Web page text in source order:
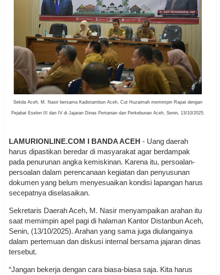
Sekda Aceh, M. Nasir bersama Kadistambun Aceh, Cut Huzaimah memimpin Rapat dengan
Pejabat Eselon III dan IV di Jajaran Dinas Pertanian dan Perkebunan Aceh, Senin, 13/10/2025.
LAMURIONLINE.COM I BANDA ACEH - Uang daerah
harus dipastikan beredar di masyarakat agar berdampak
pada penurunan angka kemiskinan. Karena itu, persoalan-
persoalan dalam perencanaan kegiatan dan penyusunan
dokumen yang belum menyesuaikan kondisi lapangan harus
secepatnya diselasaikan.
Sekretaris Daerah Aceh, M. Nasir menyampaikan arahan itu
saat memimpin apel pagi di halaman Kantor Distanbun Aceh,
Senin, (13/10/2025). Arahan yang sama juga diulangainya
dalam pertemuan dan diskusi internal bersama jajaran dinas
tersebut.
“Jangan bekerja dengan cara biasa-biasa saja. Kita harus